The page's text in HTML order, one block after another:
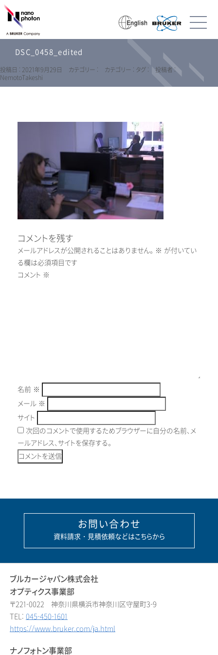
DSC_0458_edited
投稿日 : 2021年9月29日 カテゴリー : カテゴリー : タグ :
投稿者 :
NemotoTakeshi
コメントを残す
メールアドレスが公開されることはありません。 ※ が付いてい
る欄は必須項目です
コメント ※
名前 ※
メール ※
サイト
次回のコメントで使用するためブラウザーに自分の名前、メ
ールアドレス、サイトを保存する。
お問い合わせ
資料請求・見積依頼などはこちらから
ブルカージャパン株式会社
オプティクス事業部
〒221-0022 神奈川県横浜市神奈川区守屋町3-9
TEL: 045-450-1601
https://www.bruker.com/ja.html
ナノフォトン事業部